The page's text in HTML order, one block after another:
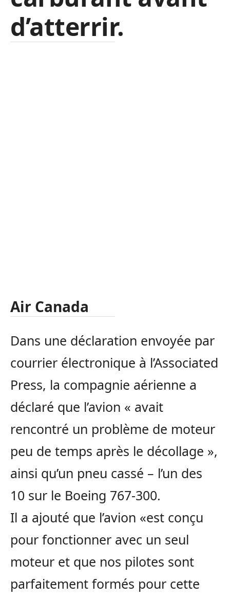
d’atterrir.
Air Canada
Dans une déclaration envoyée par
courrier électronique à l’Associated
Press, la compagnie aérienne a
déclaré que l’avion « avait
rencontré un problème de moteur
peu de temps après le décollage »,
ainsi qu’un pneu cassé – l’un des
10 sur le Boeing 767-300.
Il a ajouté que l’avion «est conçu
pour fonctionner avec un seul
moteur et que nos pilotes sont
parfaitement formés pour cette